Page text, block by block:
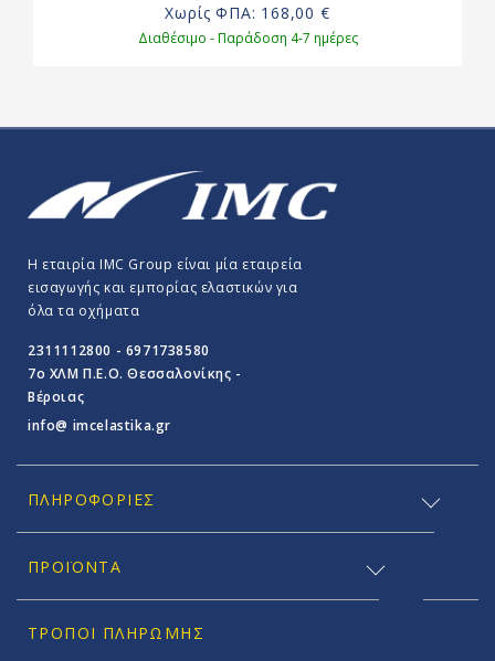
Χωρίς ΦΠΑ: 168,00 €
Διαθέσιμο - Παράδοση 4-7 ημέρες
Η εταιρία IMC Group είναι μία εταιρεία
εισαγωγής και εμπορίας ελαστικών για
όλα τα οχήματα
2311112800 - 6971738580
7o ΧΛΜ Π.E.O. Θεσσαλονίκης -
Βέροιας
info@ imcelastika.gr
ΠΛΗΡΟΦΟΡΊΕΣ
ΠΡΟΪΟΝΤΑ
ΤΡΌΠΟΙ ΠΛΗΡΩΜΉΣ